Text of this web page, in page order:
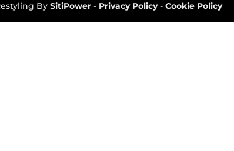
BySitiPower - Privacy Policy-Cookie Policy